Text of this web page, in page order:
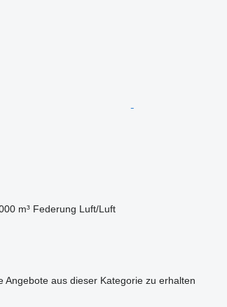
m³ Federung Luft/Luft
Angebote aus dieser Kategorie zu erhalten